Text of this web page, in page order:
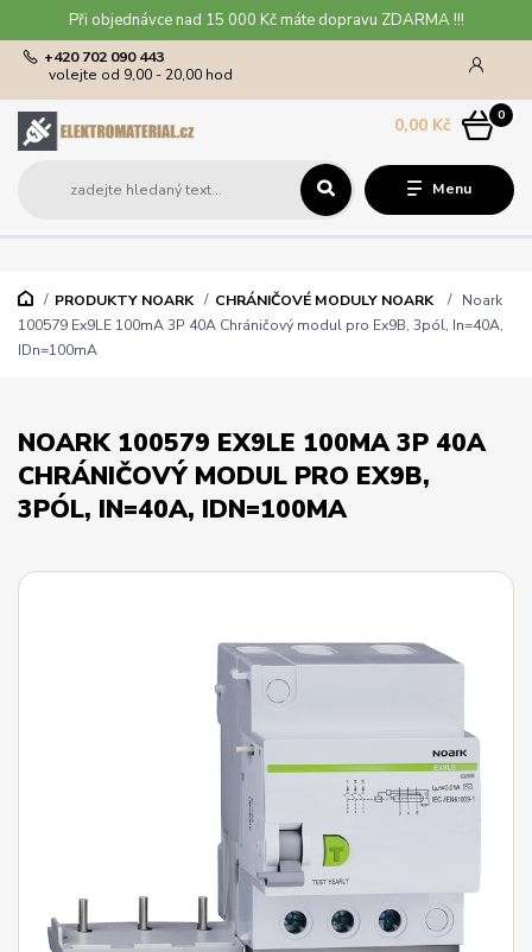
Při objednávce nad 15 000 Kč máte dopravu ZDARMA !!!
Menu
+420 702 090 443
volejte od 9,00 - 20,00 hod
0
0,00 Kč
PRODUKTY NOARK CHRÁNIČOVÉ MODULY NOARK
Noark
100579 Ex9LE 100mA 3P 40A Chráničový modul pro Ex9B, 3pól, In=40A,
IDn=100mA
NOARK 100579 EX9LE 100MA 3P 40A
CHRÁNIČOVÝ MODUL PRO EX9B,
3PÓL, IN=40A, IDN=100MA